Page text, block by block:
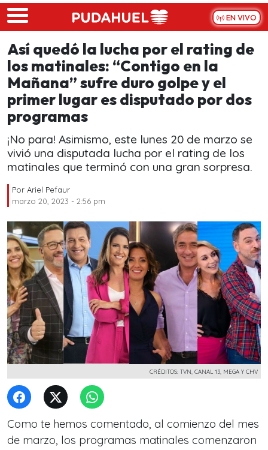
Skip to main content
EN VIVO
Así quedó la lucha por el rating de
los matinales: “Contigo en la
Mañana” sufre duro golpe y el
primer lugar es disputado por dos
programas
¡No para! Asimismo, este lunes 20 de marzo se
vivió una disputada lucha por el rating de los
matinales que terminó con una gran sorpresa.
Por Ariel Pefaur
marzo 20, 2023 - 2:56 pm
CRÉDITOS: TVN, CANAL 13, MEGA Y CHV
Como te hemos comentado, al comienzo del mes
de marzo, los programas matinales comenzaron